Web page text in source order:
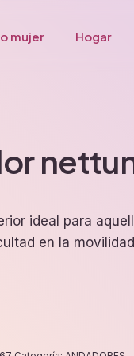
mujer Hogar
ideal para
en la